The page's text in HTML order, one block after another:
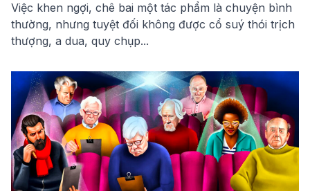
Việc khen ngợi, chê bai một tác phẩm là chuyện bình
thường, nhưng tuyệt đối không được cổ suý thói trịch
thượng, a dua, quy chụp...